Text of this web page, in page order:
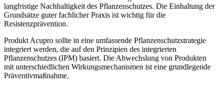
langfristige Nachhaltigkeit des Pflanzenschutzes. Die Einhaltung der
Grundsätze guter fachlicher Praxis ist wichtig für die
Resistenzprävention.
Produkt Acupro sollte in eine umfassende Pflanzenschutzstrategie
integriert werden, die auf den Prinzipien des integrierten
Pflanzenschutzes (IPM) basiert. Die Abwechslung von Produkten
mit unterschiedlichen Wirkungsmechanismen ist eine grundlegende
Präventivmaßnahme.